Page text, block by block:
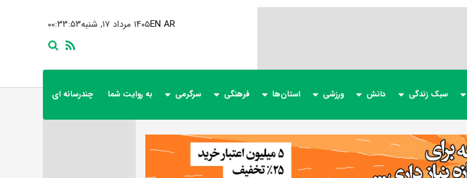
۰۰:۳۳:۵۵ ۱۴۰۵ مرداد ۱۷, شنبهEN AR
سبک زندگی دانش ورزشی استان‌ها فرهنگی سرگرمی به روایت شما چندرسانه ای